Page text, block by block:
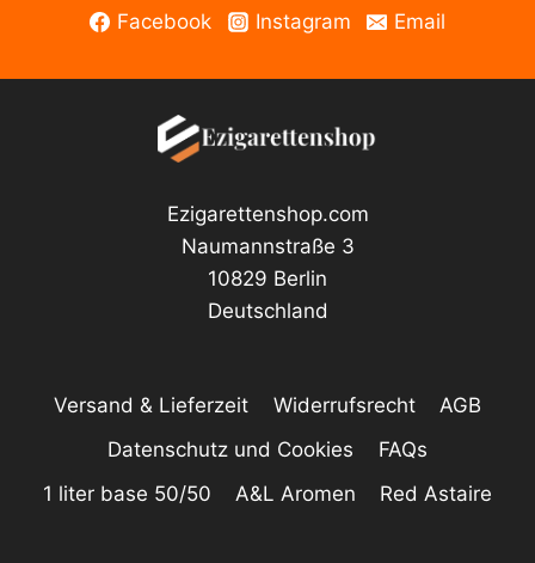
können
Facebook Instagram Email
Ezigarettenshop.com
Naumannstraße 3
10829 Berlin
Deutschland
Versand & Lieferzeit Widerrufsrecht
AGB
Datenschutz und Cookies
FAQs
1 liter base 50/50
A&L Aromen Red Astaire